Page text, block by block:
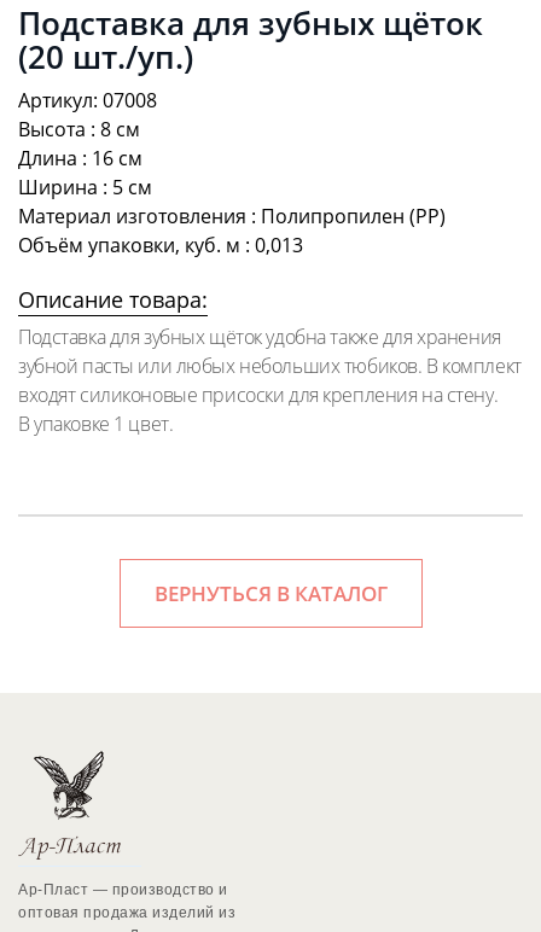
Подставка для зубных щёток
(20 шт./уп.)
Артикул: 07008
Высота : 8 см
Длина : 16 см
Ширина : 5 см
Материал изготовления : Полипропилен (PP)
Объём упаковки, куб. м : 0,013
Описание товара:
Подставка для зубных щёток удобна также для хранения
зубной пасты или любых небольших тюбиков. В комплект
входят силиконовые присоски для крепления на стену.
В упаковке 1 цвет.
ВЕРНУТЬСЯ В КАТАЛОГ
Ар-Пласт — производство и
оптовая продажа изделий из